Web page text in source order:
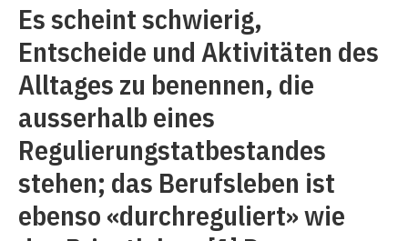
Es scheint schwierig,
Entscheide und ­Aktivitäten des
Alltages zu benennen, die
ausserhalb eines
Regulierungstatbestandes
stehen; das Berufsleben ist
ebenso «durchreguliert» wie